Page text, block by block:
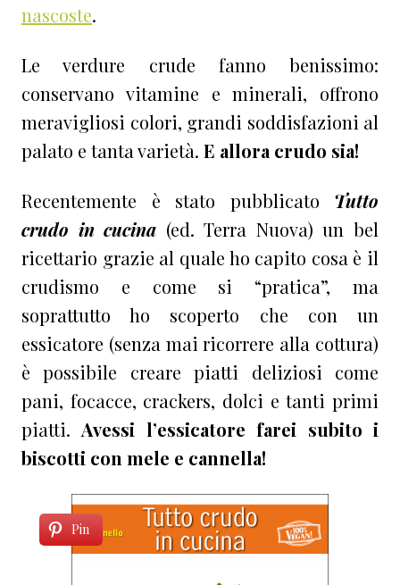
nascoste.
Le verdure crude fanno benissimo:
conservano vitamine e minerali, offrono
meravigliosi colori, grandi soddisfazioni al
palato e tanta varietà. E allora crudo sia!
Recentemente è stato pubblicato Tutto
crudo in cucina (ed. Terra Nuova) un bel
ricettario grazie al quale ho capito cosa è il
crudismo e come si “pratica”, ma
soprattutto ho scoperto che con un
essicatore (senza mai ricorrere alla cottura)
è possibile creare piatti deliziosi come
pani, focacce, crackers, dolci e tanti primi
piatti.Avessi l’essicatore farei subito i
biscotti con mele e cannella!
Pin